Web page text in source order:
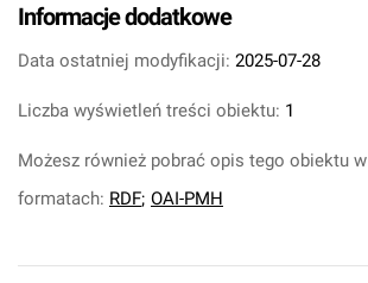
Informacje dodatkowe
Data ostatniej modyfikacji: 2025-07-28
Liczba wyświetleń treści obiektu: 1
Możesz również pobrać opis tego obiektu w
formatach: RDF; OAI-PMH